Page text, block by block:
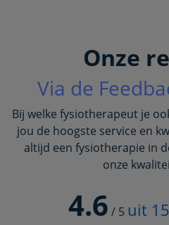
Onze
Via de
Bij welke fysiotherapeut je
jou de hoogste service en
altijd een fysiotherapie in
onze
4.6 / 5 uit